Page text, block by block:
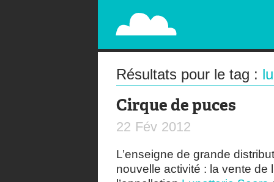
PAPERPLANE
STREET, AMBIENT, GUÉRILLA MARKETING
Résultats pour le tag :
Cirque de puces
22 Fév 2012
L’enseigne de grande
nouvelle activité : la vente